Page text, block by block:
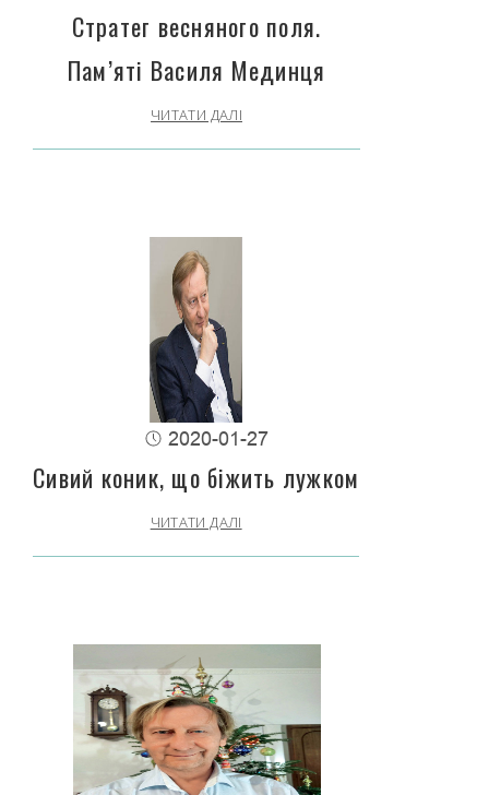
Стратег весняного поля.
Пам’яті Василя Мединця
ЧИТАТИ ДАЛІ
2020-01-27
Сивий коник, що біжить лужком
ЧИТАТИ ДАЛІ